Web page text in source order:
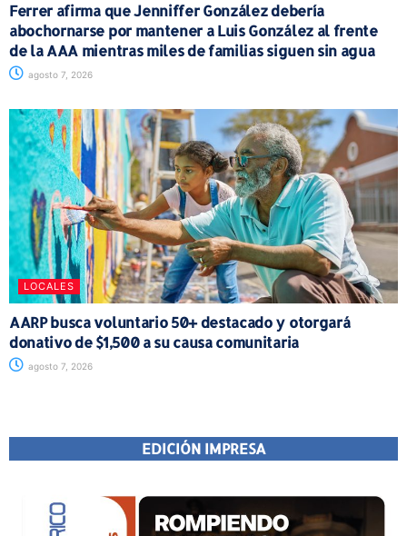
Ferrer afirma que Jenniffer González debería
abochornarse por mantener a Luis González al frente
de la AAA mientras miles de familias siguen sin agua
agosto 7, 2026
LOCALES
AARP busca voluntario 50+ destacado y otorgará
donativo de $1,500 a su causa comunitaria
agosto 7, 2026
EDICIÓN IMPRESA